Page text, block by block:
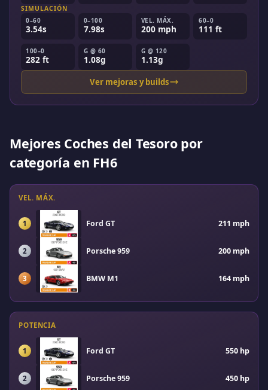
SIMULACIÓN
0–60
3.54s
0–100
7.98s
VEL. MÁX.
200 mph
60–0
111 ft
100–0
282 ft
G @ 60
1.08g
G @ 120
1.13g
Ver mejoras y builds
Mejores Coches del Tesoro por
categoría en FH6
VEL. MÁX.
1 Ford GT 211 mph
2 Porsche 959 200 mph
3 BMW M1 164 mph
POTENCIA
1 Ford GT 550 hp
2 Porsche 959 450 hp